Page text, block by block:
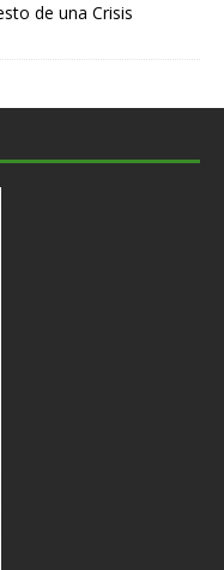
de una Crisis